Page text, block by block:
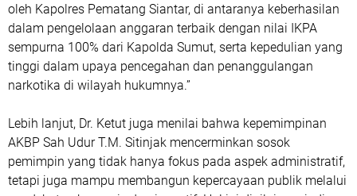
oleh Kapolres Pematang Siantar, di antaranya keberhasilan
dalam pengelolaan anggaran terbaik dengan nilai IKPA
sempurna 100% dari Kapolda Sumut, serta kepedulian yang
tinggi dalam upaya pencegahan dan penanggulangan
narkotika di wilayah hukumnya.”
Lebih lanjut, Dr. Ketut juga menilai bahwa kepemimpinan
AKBP Sah Udur T.M. Sitinjak mencerminkan sosok
pemimpin yang tidak hanya fokus pada aspek administratif,
tetapi juga mampu membangun kepercayaan publik melalui